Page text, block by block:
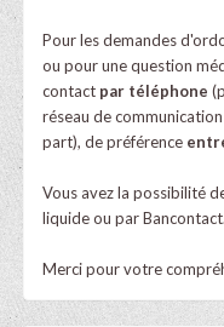
Pour les demandes
ou pour une question
contact par téléphone
réseau de
part), de préférence
Vous avez la possibilité
liquide ou par Bancontact.
Merci pour votre